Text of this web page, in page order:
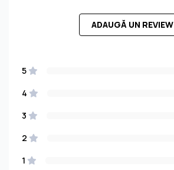
ADAUGĂ UN REVIEW
5
4
3
2
1